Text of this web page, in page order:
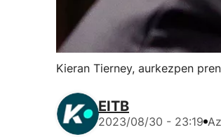
Kieran Tierney, aurkezpen
EITB
2023/08/30 - 23:19